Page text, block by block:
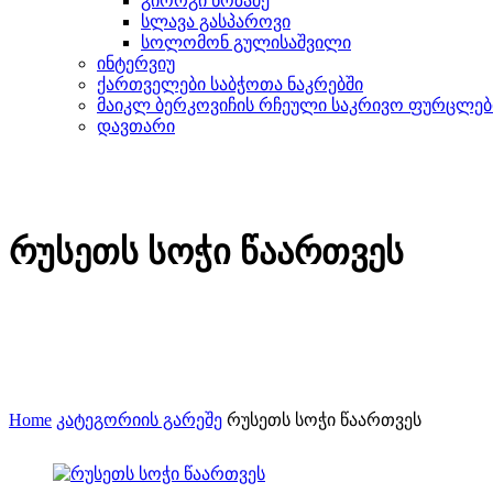
სლავა გასპაროვი
სოლომონ გულისაშვილი
ინტერვიუ
ქართველები საბჭოთა ნაკრებში
მაიკლ ბერკოვიჩის რჩეული საკრივო
დავთარი
რუსეთს სოჭი წაართვეს
Home კატეგორიის გარეშე რუსეთს სოჭი წაართვეს